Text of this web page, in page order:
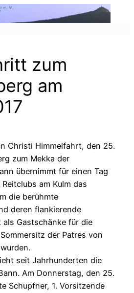
zum
am
Christi Himmelfahrt, den 25.
zum Mekka der
übernimmt für einen Tag
am Kulm das
die berühmte
deren flankierende
als Gastschänke für die
der Patres von
seit Jahrhunderten die
Am Donnerstag, den 25.
Schupfner, 1. Vorsitzende